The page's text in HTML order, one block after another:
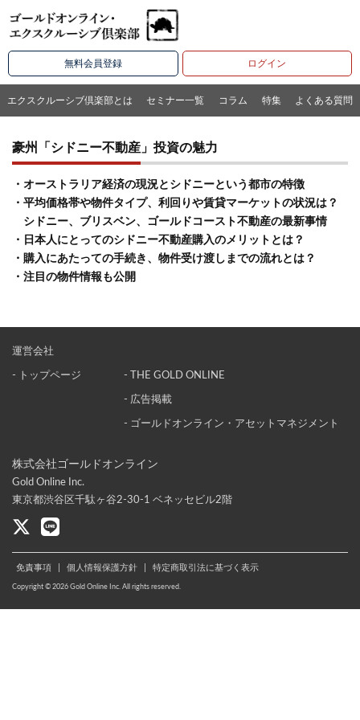
無料会員登録 ログイン
エクスクルーシブ倶楽部とは セミナー一覧 コラム 特集 よくある質問
豪州「シドニー不動産」投資の魅力
・オーストラリア経済の現況とシドニーという都市の特徴
・平均価格帯や物件タイプ、利回りや賃貸マーケットの状況は？
シドニー、ブリスベン、ゴールドコースト不動産の最新事情
・日本人にとってのシドニー不動産購入のメリットとは？
・購入にあたっての手続き、物件受け渡しまでの流れとは？
・注目の物件情報も公開
株式会社ゴールドオンライン
Gold Online Inc.
東京都渋谷区千駄ヶ谷2-30-1 ベネッセビル2階
運営会社
- トップページ - THE GOLD ONLINE
- 広告掲載
- ゴールドオンライン・アセットマネジメント
免責事項 個人情報保護方針 特定商取引法に基づく表示
Copyright © 2026 Gold Online Inc. All rights reserved.